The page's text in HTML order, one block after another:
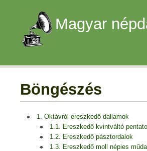
Magyar
Böngészés
1. Oktávról ereszkedő dallamok
1.1. Ereszkedő kvintváltó
1.2. Ereszkedő pásztordalok
1.3. Ereszkedő moll népies